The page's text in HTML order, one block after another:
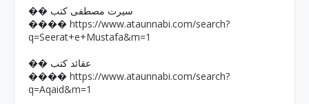
�� سیرت مصطفی کتب
���� https://www.ataunnabi.com/search?
q=Seerat+e+Mustafa&m=1
�� عقائد کتب
���� https://www.ataunnabi.com/search?
q=Aqaid&m=1